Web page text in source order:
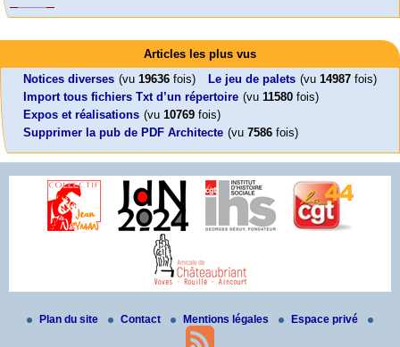
Emmanuel (…)
Leonard Peltier libre !
Leonard Peltier, un Amérindien condamné deux fois à la prison à vie pour
un (…)
En Pays-de-la-Loire le couperet est tombé !
« La présidente Horizons de la région Pays de la Loire veut faire voter ce (…)
Mon CV... Cette perle indique une nouveauté, ou le dernier travail (…)
Articles les plus vus
Notices diverses (vu 19636 fois) Le jeu de palets (vu 14987 fois)
Import tous fichiers Txt d’un répertoire (vu 11580 fois)
Expos et réalisations (vu 10769 fois)
Supprimer la pub de PDF Architecte (vu 7586 fois)
Plan du site Contact Mentions légales Espace privé